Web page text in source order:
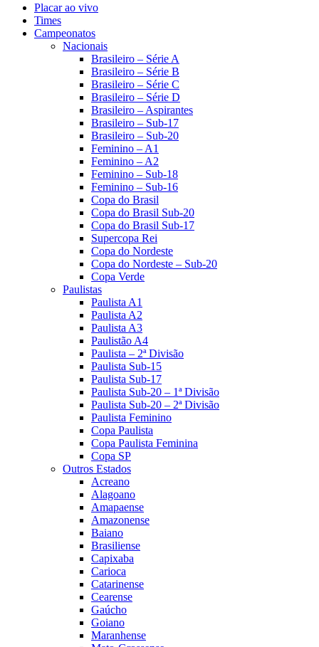
Placar ao vivo
Times
Campeonatos
Nacionais
Brasileiro – Série A
Brasileiro – Série B
Brasileiro – Série C
Brasileiro – Série D
Brasileiro – Aspirantes
Brasileiro – Sub-17
Brasileiro – Sub-20
Feminino – A1
Feminino – A2
Feminino – Sub-18
Feminino – Sub-16
Copa do Brasil
Copa do Brasil Sub-20
Copa do Brasil Sub-17
Supercopa Rei
Copa do Nordeste
Copa do Nordeste – Sub-20
Copa Verde
Paulistas
Paulista A1
Paulista A2
Paulista A3
Paulistão A4
Paulista – 2ª Divisão
Paulista Sub-15
Paulista Sub-17
Paulista Sub-20 – 1ª Divisão
Paulista Sub-20 – 2ª Divisão
Paulista Feminino
Copa Paulista
Copa Paulista Feminina
Copa SP
Outros Estados
Acreano
Alagoano
Amapaense
Amazonense
Baiano
Brasiliense
Capixaba
Carioca
Catarinense
Cearense
Gaúcho
Goiano
Maranhense